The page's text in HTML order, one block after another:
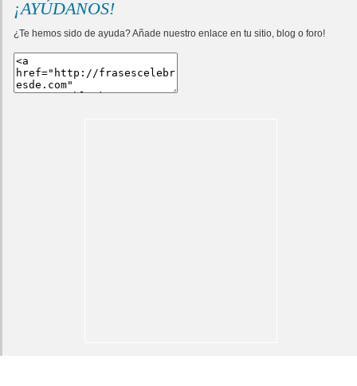
¡AYÚDANOS!
¿Te hemos sido de ayuda? Añade nuestro enlace en tu sitio, blog o foro!